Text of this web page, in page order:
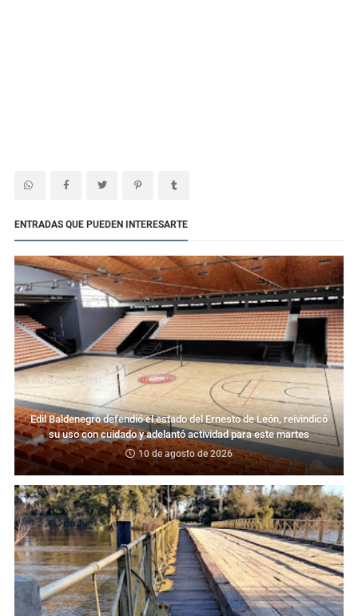
ENTRADAS QUE PUEDEN INTERESARTE
Edil Baldenegro defendió el estado del Ernesto de León, reivindicó
su uso con cuidado y adelantó actividad para este martes
10 de agosto de 2026